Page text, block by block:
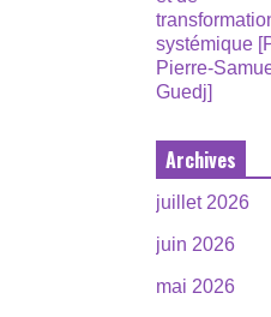
systémique
Pierre-
Guedj]
Archives
juillet 2026
juin 2026
mai 2026